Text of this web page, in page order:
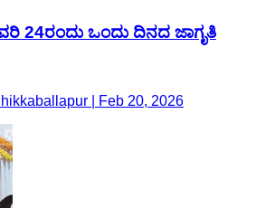
24ರಂದು ಒಂದು ದಿನದ ಜಾಗೃತಿ
| Feb 20, 2026